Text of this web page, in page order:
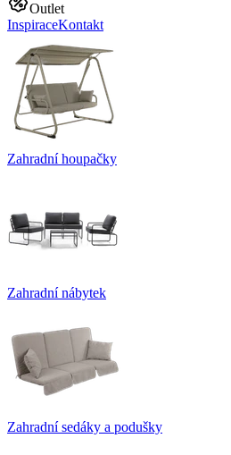
Outlet
InspiraceKontakt
Zahradní houpačky
Zahradní nábytek
Zahradní sedáky a podušky